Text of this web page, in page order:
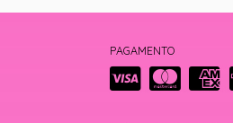
PAGAMENTO